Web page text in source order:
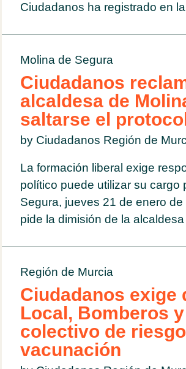
Ciudadanos ha registrado en
Molina de Segura
Ciudadanos
alcaldesa de
saltarse el
by Ciudadanos Región de
La formación liberal exige
político puede utilizar su
Segura, jueves 21 de enero
pide la dimisión de la alcaldesa
Región de Murcia
Ciudadanos exige
Local, Bomberos
colectivo de
vacunación